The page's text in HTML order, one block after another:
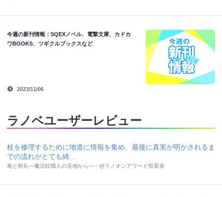
今週の新刊情報：SQEXノベル、電撃文庫、カドカ
ワBOOKS、ツギクルブックスなど
2023/11/06
ラノベユーザーレビュー
杖を修理するために地道に情報を集め、最後に真実が明かされるま
での流れがとても綺...
竜と祭礼―魔法杖職人の見地から― - @ラノオンアワード投票者